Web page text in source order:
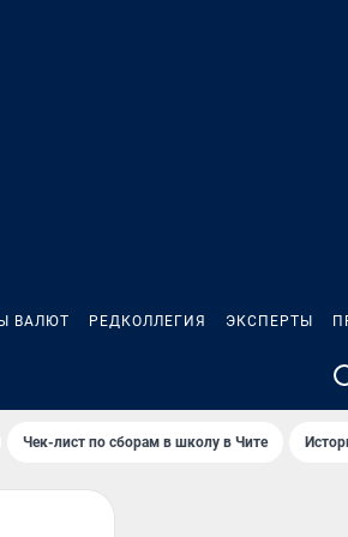
ВАЛЮТ РЕДКОЛЛЕГИЯ ЭКСПЕРТЫ
Чек-лист по сборам в школу в Чите